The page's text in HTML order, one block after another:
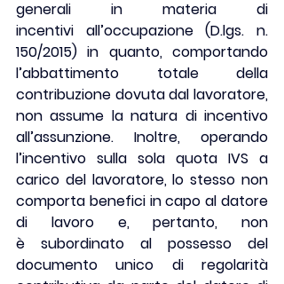
generali in materia di
incentivi
all’occupazione (D.lgs. n.
150/2015) in quanto, comportando
l’abbattimento totale della
contribuzione dovuta dal lavoratore,
non assume la natura di incentivo
all’assunzione. Inoltre, operando
l’incentivo sulla sola quota IVS a
carico del lavoratore, lo stesso non
comporta benefici in capo al datore
di lavoro e, pertanto, non
è
subordinato al possesso del
documento unico di
regolarità